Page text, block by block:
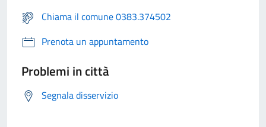
Chiama il comune 0383.374502
Prenota un appuntamento
Problemi in città
Segnala disservizio